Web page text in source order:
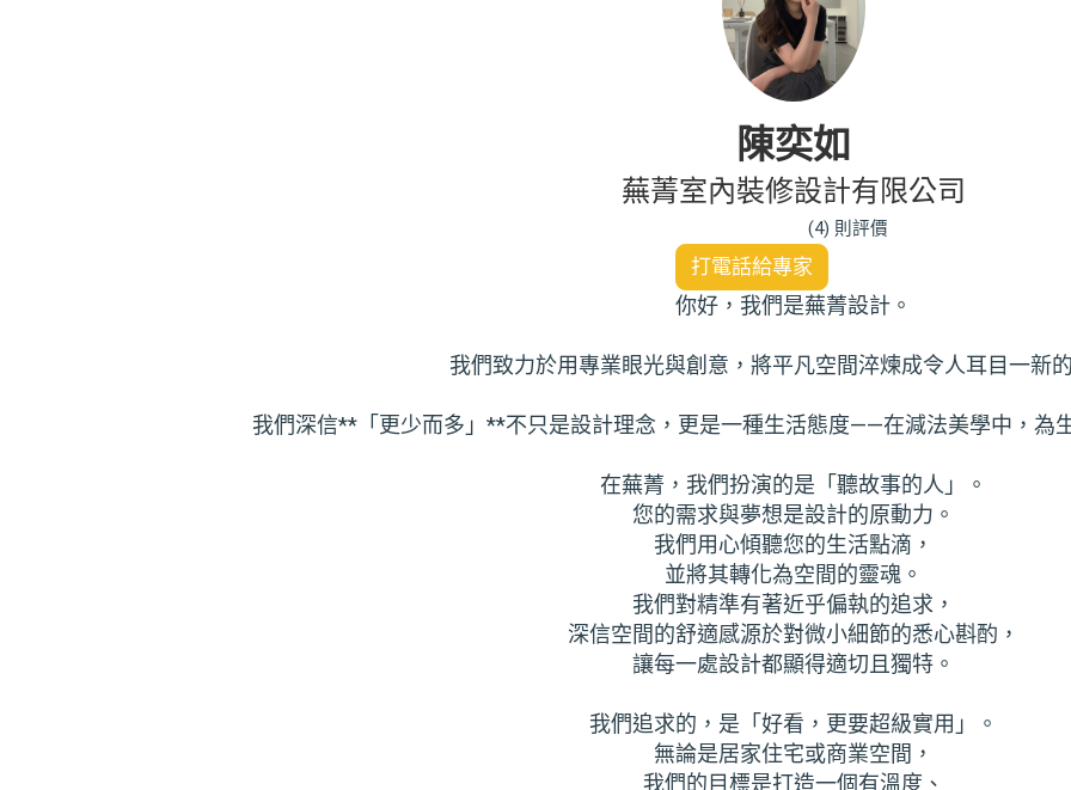
陳奕如
蕪菁室內裝修設計有限公司
(4) 則評價
打電話給專家
你好，我們是蕪菁設計。
我們致力於用專業眼光與創意，將平凡空間淬煉成令人耳目一新
我們深信**「更少而多」**不只是設計理念，更是一種生活態度——在減法美學中，為
在蕪菁，我們扮演的是「聽故事的人」。
您的需求與夢想是設計的原動力。
我們用心傾聽您的生活點滴，
並將其轉化為空間的靈魂。
我們對精準有著近乎偏執的追求，
深信空間的舒適感源於對微小細節的悉心斟酌，
讓每一處設計都顯得適切且獨特。
我們追求的，是「好看，更要超級實用」。
無論是居家住宅或商業空間，
我們的目標是打造一個有溫度、